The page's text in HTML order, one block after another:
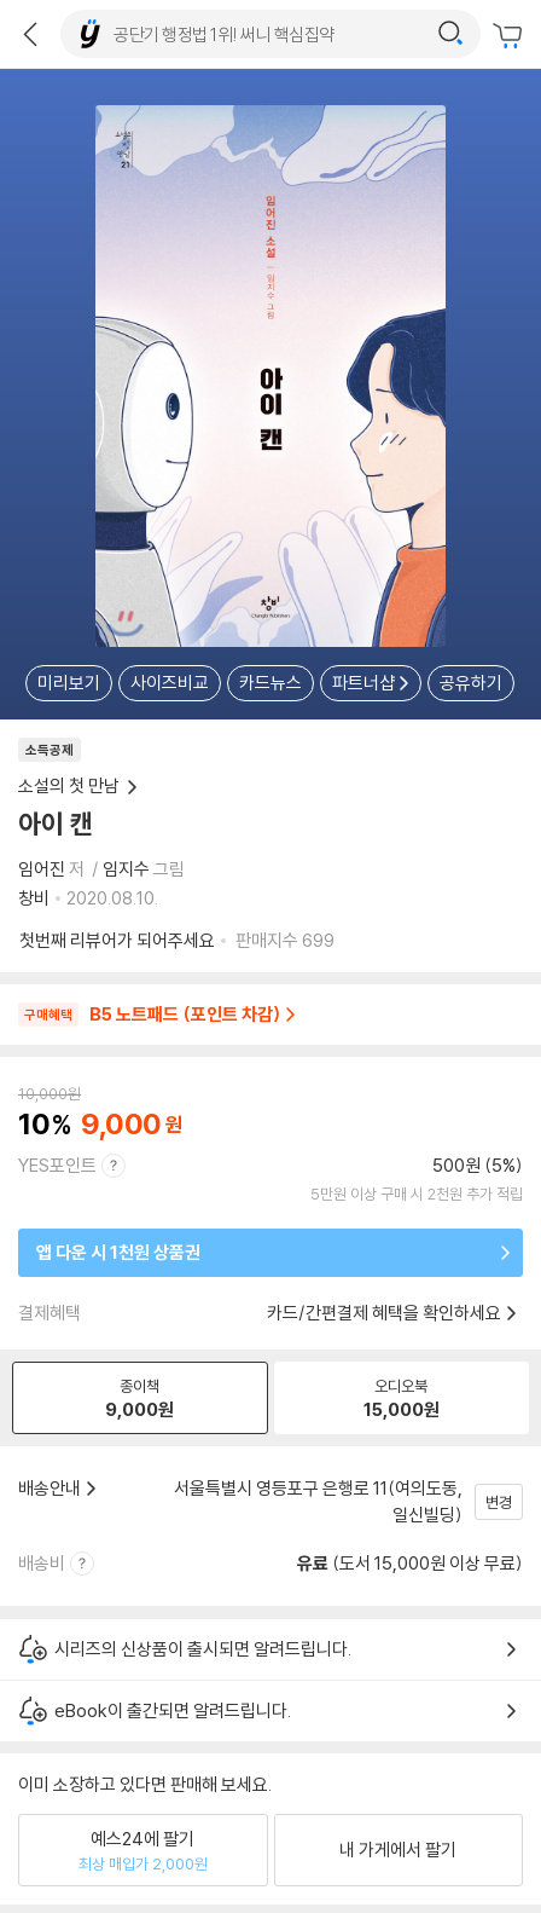
미리보기 사이즈비교 카드뉴스 파트너샵 공유하기
소득공제
소설의 첫 만남
아이 캔
임어진 저 임지수 그림
창비
2020.08.10.
첫번째 리뷰어가 되어주세요
판매지수 699
구매혜택 B5 노트패드 (포인트 차감)
10,000원
10 9,000
YES포인트 500원 (5%)
5만원 이상 구매 시 2천원 추가 적립
앱 다운 시 1천원 상품권
결제혜택 카드/간편결제 혜택을 확인하세요
종이책
9,000원
오디오북
15,000원
배송안내
서울특별시 영등포구 은행로 11(여의도동,
일신빌딩)
변경
배송비 유료 (도서 15,000원 이상 무료)
시리즈의 신상품이 출시되면 알려드립니다.
eBook이 출간되면 알려드립니다.
이미 소장하고 있다면 판매해 보세요.
예스24에 팔기
최상 매입가 2,000원
내 가게에서 팔기